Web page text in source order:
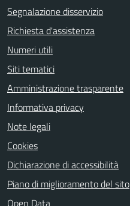
Segnalazione disservizio
Richiesta d'assistenza
Numeri utili
Siti tematici
Amministrazione trasparente
Informativa privacy
Note legali
Cookies
Dichiarazione di accessibilità
Piano di miglioramento del sito
Open Data